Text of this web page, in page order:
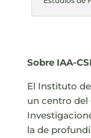
Sobre IAA-
El Instituto
un centro del
la de